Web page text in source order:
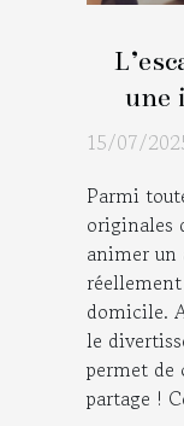
une
15/07/
Parmi
originales
animer un
domicile.
le
permet de
partage !